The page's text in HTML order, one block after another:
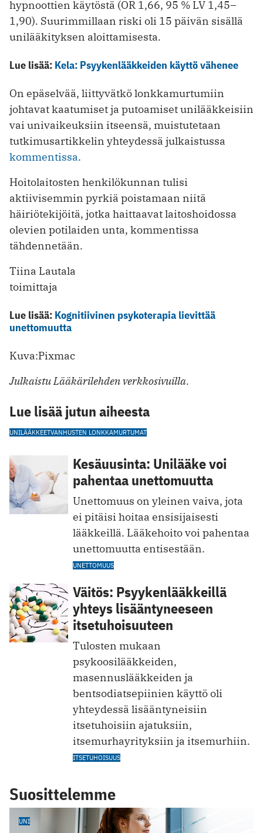
hypnoottien käytöstä (OR 1,66, 95 % LV 1,45–
1,90). Suurimmillaan riski oli 15 päivän sisällä
unilääkityksen aloittamisesta.
Lue lisää: Kela: Psyykenlääkkeiden käyttö vähenee
On epäselvää, liittyvätkö lonkkamurtumiin
johtavat kaatumiset ja putoamiset unilääkkeisiin
vai univaikeuksiin itseensä, muistutetaan
tutkimusartikkelin yhteydessä julkaistussa
kommentissa.
Hoitolaitosten henkilökunnan tulisi
aktiivisemmin pyrkiä poistamaan niitä
häiriötekijöitä, jotka haittaavat laitoshoidossa
olevien potilaiden unta, kommentissa
tähdennetään.
Tiina Lautala
toimittaja
Lue lisää: Kognitiivinen psykoterapia lievittää
unettomuutta
Kuva:Pixmac
Julkaistu Lääkärilehden verkkosivuilla.
Lue lisää jutun aiheesta
UNILÄÄKKEETVANHUSTEN LONKKAMURTUMAT
Kesäuusinta: Unilääke voi
pahentaa unettomuutta
Unettomuus on yleinen vaiva, jota
ei pitäisi hoitaa ensisijaisesti
lääkkeillä. Lääkehoito voi pahentaa
unettomuutta entisestään.
UNETTOMUUS
Väitös: Psyykenlääkkeillä
yhteys lisääntyneeseen
itsetuhoisuuteen
Tulosten mukaan
psykoosilääkkeiden,
masennuslääkkeiden ja
bentsodiatsepiinien käyttö oli
yhteydessä lisääntyneisiin
itsetuhoisiin ajatuksiin,
itsemurhayrityksiin ja itsemurhiin.
ITSETUHOISUUS
Suosittelemme
UNI